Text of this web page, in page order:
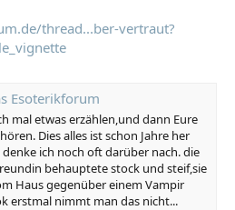
thread...ber-vertraut?
Esoterikforum
mal etwas erzählen,und dann Eure
Dies alles ist schon Jahre her
ich noch oft darüber nach. die
behauptete stock und steif,sie
Haus gegenüber einem Vampir
erstmal nimmt man das nicht...